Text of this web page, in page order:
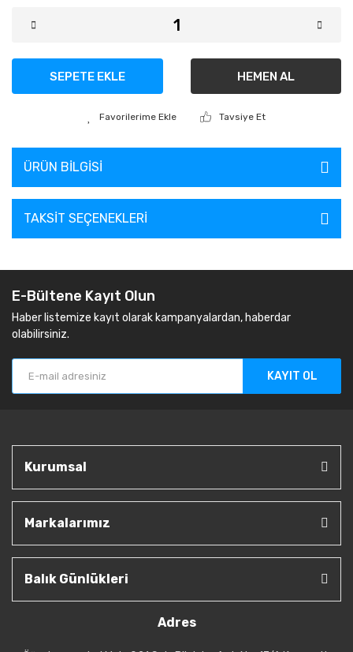
SEPETE EKLE HEMEN AL
Tavsiye Et
ÜRÜN BILGISI
TAKSIT SEÇENEKLERI
E-Bültene Kayıt Olun
Haber listemize kayıt olarak kampanyalardan, haberdar
olabilirsiniz.
KAYIT OL
Kurumsal
Markalarımız
Balık Günlükleri
Adres